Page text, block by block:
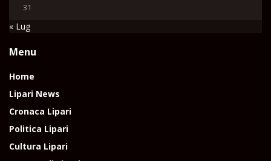
31
« Lug
Menu
Home
Lipari News
Cronaca Lipari
Politica Lipari
Cultura Lipari